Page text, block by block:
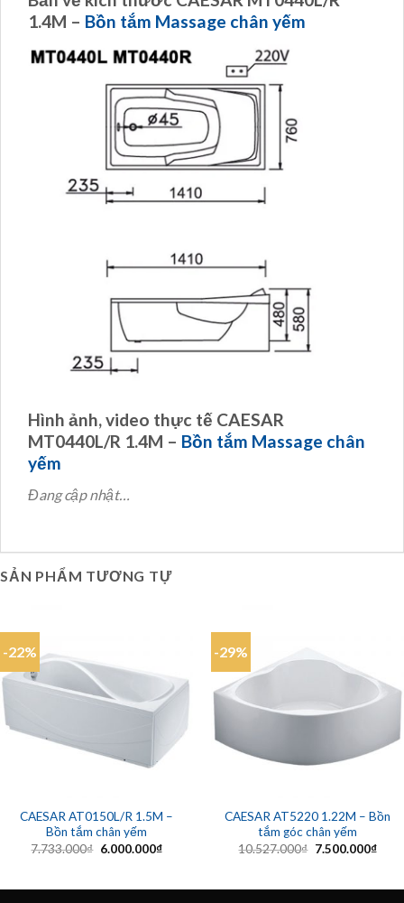
1.4M – Bồn tắm Massage chân yếm
Hình ảnh, video thực tế CAESAR
MT0440L/R 1.4M – Bồn tắm Massage chân
yếm
Đang cập nhật…
SẢN PHẨM TƯƠNG TỰ
-22%
CAESAR AT0150L/R 1.5M –
Bồn tắm chân yếm
7.733.000₫ Giá
6.000.000₫Giá
6.000.000₫.
-29%
CAESAR AT5220 1.22M – Bồn
tắm góc chân yếm
10.527.000₫ Giá
7.500.000₫Giá